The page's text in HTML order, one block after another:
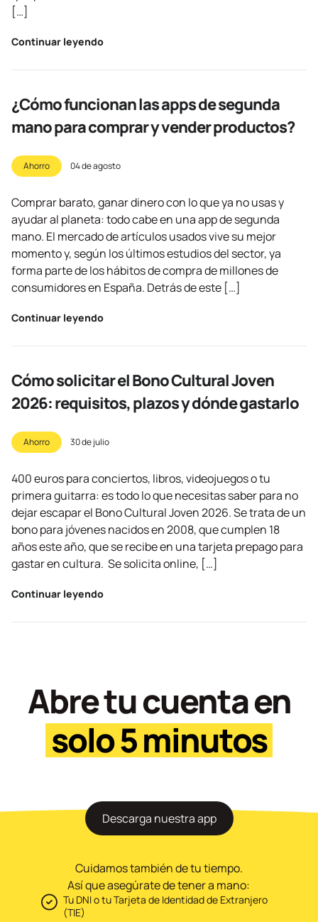
[…]
Continuar leyendo
¿Cómo funcionan las apps de segunda
mano para comprar y vender productos?
Ahorro 04 de agosto
Comprar barato, ganar dinero con lo que ya no usas y
ayudar al planeta: todo cabe en una app de segunda
mano. El mercado de artículos usados vive su mejor
momento y, según los últimos estudios del sector, ya
forma parte de los hábitos de compra de millones de
consumidores en España. Detrás de este […]
Continuar leyendo
Cómo solicitar el Bono Cultural Joven
2026: requisitos, plazos y dónde gastarlo
Ahorro 30 de julio
400 euros para conciertos, libros, videojuegos o tu
primera guitarra: es todo lo que necesitas saber para no
dejar escapar el Bono Cultural Joven 2026. Se trata de un
bono para jóvenes nacidos en 2008, que cumplen 18
años este año, que se recibe en una tarjeta prepago para
gastar en cultura. Se solicita online, […]
Continuar leyendo
Abre tu cuenta en
solo 5 minutos
Descarga nuestra app
Cuidamos también de tu tiempo.
Así que asegúrate de tener a mano:
Tu DNI o tu Tarjeta de Identidad de Extranjero
(TIE)